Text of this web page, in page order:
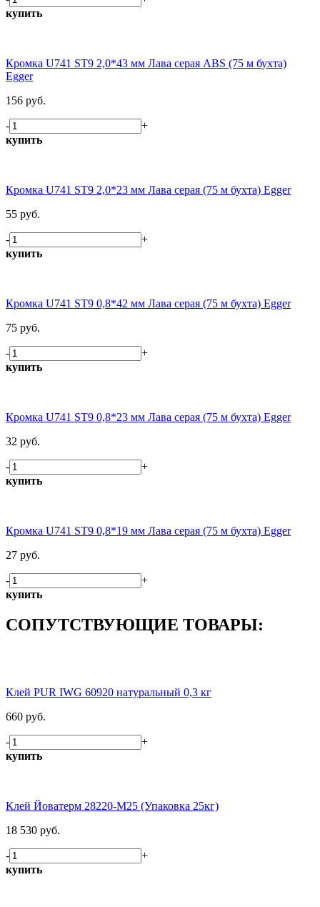
купить
Кромка U741 ST9 2,0*43 мм Лава серая ABS (75 м бухта)
Egger
156 руб.
-
+
купить
Кромка U741 ST9 2,0*23 мм Лава серая (75 м бухта) Egger
55 руб.
-
+
купить
Кромка U741 ST9 0,8*42 мм Лава серая (75 м бухта) Egger
75 руб.
-
+
купить
Кромка U741 ST9 0,8*23 мм Лава серая (75 м бухта) Egger
32 руб.
-
+
купить
Кромка U741 ST9 0,8*19 мм Лава серая (75 м бухта) Egger
27 руб.
-
+
купить
СОПУТСТВУЮЩИЕ ТОВАРЫ:
Клей PUR IWG 60920 натуральный 0,3 кг
660 руб.
-
+
купить
Клей Йоватерм 28220-М25 (Упаковка 25кг)
18 530 руб.
-
+
купить